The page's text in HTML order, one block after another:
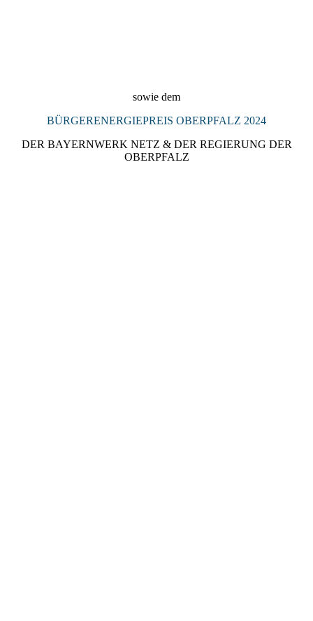
sowie dem
BÜRGERENERGIEPREIS OBERPFALZ 2024
DER BAYERNWERK NETZ & DER REGIERUNG DER
OBERPFALZ